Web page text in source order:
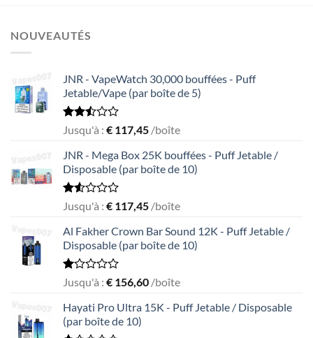
NOUVEAUTÉS
JNR - VapeWatch 30,000 bouffées - Puff
Jetable/Vape (par boîte de 5)
Rated
out
of 5
Jusqu'à : € 117,45 /boîte
JNR - Mega Box 25K bouffées - Puff Jetable /
Disposable (par boîte de 10)
Rated
out
of
5
Jusqu'à : € 117,45 /boîte
Al Fakher Crown Bar Sound 12K - Puff Jetable /
Disposable (par boîte de 10)
Rated
out
of
5
Jusqu'à : € 156,60 /boîte
Hayati Pro Ultra 15K - Puff Jetable / Disposable
(par boîte de 10)